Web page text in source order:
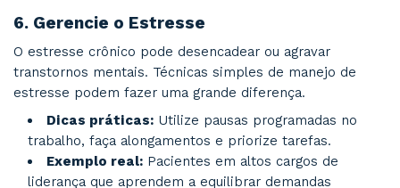
para conversar com amigos e familiares.
grupos ou atividades sociais pode ser um
de partida.
Dica prática:Um tratamento
compreende a importância de redes de
acompanhar depressão e transtorno de
generalizada, por exemplo.